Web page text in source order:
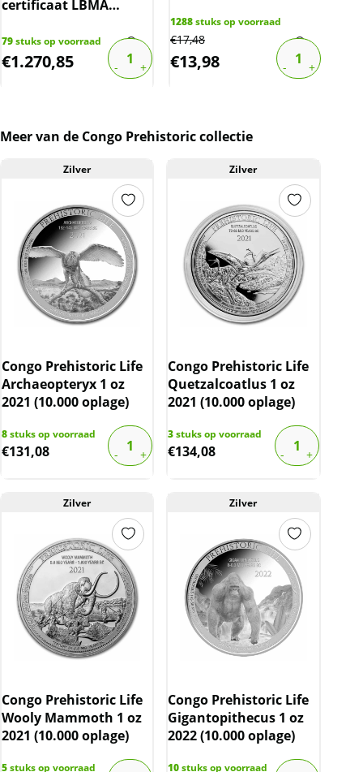
certificaat LBMA
79stuks op voorraad
€1.270,85
1288stuks op voorraad
€17,48
€13,98
Meer van de Congo Prehistoric collectie
Zilver
Congo Prehistoric Life
Archaeopteryx 1 oz
2021 (10.000 oplage)
8stuks op voorraad
€131,08
Zilver
Congo Prehistoric Life
Quetzalcoatlus 1 oz
2021 (10.000 oplage)
3stuks op voorraad
€134,08
Zilver
Congo Prehistoric Life
Wooly Mammoth 1 oz
2021 (10.000 oplage)
5stuks op voorraad
Zilver
Congo Prehistoric Life
Gigantopithecus 1 oz
2022 (10.000 oplage)
10stuks op voorraad